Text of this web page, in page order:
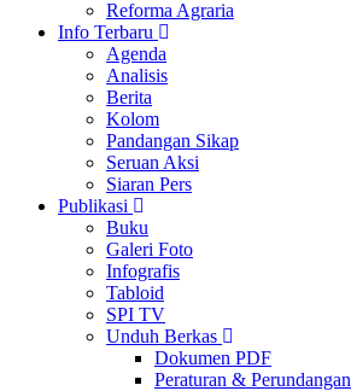
Reforma Agraria
Info Terbaru
Agenda
Analisis
Berita
Kolom
Pandangan Sikap
Seruan Aksi
Siaran Pers
Publikasi
Buku
Galeri Foto
Infografis
Tabloid
SPI TV
Unduh Berkas
Dokumen PDF
Peraturan & Perundangan